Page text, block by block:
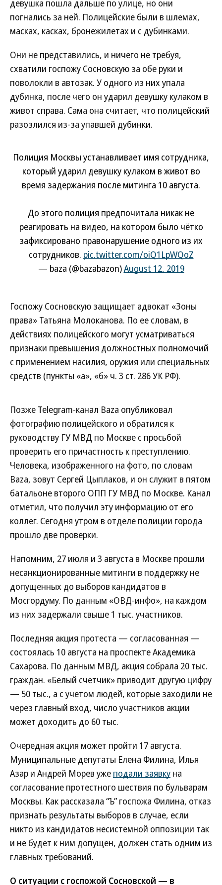
девушка пошла дальше по улице, но они
погнались за ней. Полицейские были в шлемах,
масках, касках, бронежилетах и с дубинками.
Они не представились, и ничего не требуя,
схватили госпожу Сосновскую за обе руки и
поволокли в автозак. У одного из них упала
дубинка, после чего он ударил девушку кулаком в
живот справа. Сама она считает, что полицейский
разозлился из-за упавшей дубинки.
Полиция Москвы устанавливает имя сотрудника,
который ударил девушку кулаком в живот во
время задержания после митинга 10 августа.
До этого полиция предпочитала никак не
реагировать на видео, на котором было чётко
зафиксировано правонарушение одного из их
сотрудников. pic.twitter.com/oiQ1LpWQoZ
— baza (@bazabazon)August 12, 2019
Госпожу Сосновскую защищает адвокат «Зоны
права» Татьяна Молоканова. По ее словам, в
действиях полицейского могут усматриваться
признаки превышения должностных полномочий
с применением насилия, оружия или специальных
средств (пункты «а», «б» ч. 3 ст. 286 УК РФ).
Позже Telegram-канал Baza опубликовал
фотографию полицейского и обратился к
руководству ГУ МВД по Москве с просьбой
проверить его причастность к преступлению.
Человека, изображенного на фото, по словам
Baza, зовут Сергей Цыплаков, и он служит в пятом
батальоне второго ОПП ГУ МВД по Москве. Канал
отметил, что получил эту информацию от его
коллег. Сегодня утром в отделе полиции города
прошло две проверки.
Напомним, 27 июля и 3 августа в Москве прошли
несанкционированные митинги в поддержку не
допущенных до выборов кандидатов в
Мосгордуму. По данным «ОВД-инфо», на каждом
из них задержали свыше 1 тыс. участников.
Последняя акция протеста — согласованная —
состоялась 10 августа на проспекте Академика
Сахарова. По данным МВД, акция собрала 20 тыс.
граждан. «Белый счетчик» приводит другую цифру
— 50 тыс., а с учетом людей, которые заходили не
через главный вход, число участников акции
может доходить до 60 тыс.
Очередная акция может пройти 17 августа.
Муниципальные депутаты Елена Филина, Илья
Азар и Андрей Морев уже подали заявку на
согласование протестного шествия по бульварам
Москвы. Как рассказала “Ъ” госпожа Филина, отказ
признать результаты выборов в случае, если
никто из кандидатов несистемной оппозиции так
и не будет к ним допущен, должен стать одним из
главных требований.
О ситуации с госпожой Сосновской — в